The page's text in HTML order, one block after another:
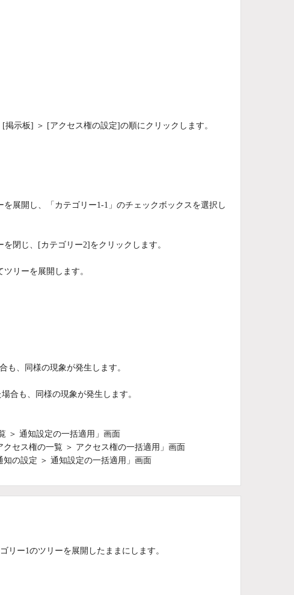
示板] ＞ [アクセス権の設定]の順にクリックします。
展開し、「カテゴリー1-1」のチェックボックスを選択し
閉じ、[カテゴリー2]をクリックします。
リーを展開します。
も、同様の現象が発生します。
合も、同様の現象が発生します。
＞ 通知設定の一括適用」画面
セス権の一覧 ＞ アクセス権の一括適用」画面
の設定 ＞ 通知設定の一括適用」画面
リー1のツリーを展開したままにします。